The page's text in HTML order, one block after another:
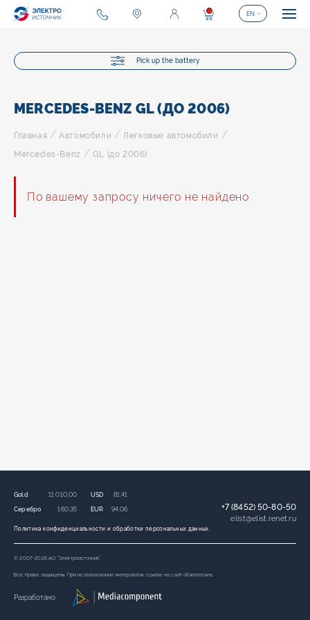
Pick up the battery
MERCEDES-BENZ GL (ДО 2006)
Главная /Автомобили /Легковые автомобили /
Mercedes-Benz / GL (до 2006)
По вашему запросу ничего не найдено
Политика конфиденциальности и обработки персональных данных.
Gold 11 010,00
Серебро 160,35
USD 81,41
EUR 94,06 +7 (8452) 50-80-50
elist@elist.renet.ru
© 2007-2026 АО “Электроисточник”
Все права защищены. При использовании материалов ссылка на сайт обязательна.
Разработано
0 EN